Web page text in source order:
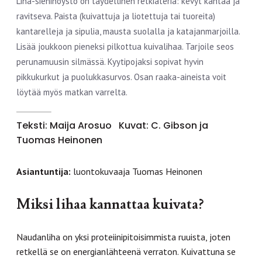
ravitseva. Paista (kuivattuja ja liotettuja tai tuoreita)
kantarelleja ja sipulia, mausta suolalla ja katajanmarjoilla.
Lisää joukkoon pieneksi pilkottua kuivalihaa. Tarjoile seos
perunamuusin silmässä. Kyytipojaksi sopivat hyvin
pikkukurkut ja puolukkasurvos. Osan raaka-aineista voit
löytää myös matkan varrelta.
Teksti: Maija Arosuo
Kuvat: C. Gibson ja
Tuomas Heinonen
Asiantuntija: luontokuvaaja Tuomas Heinonen
Miksi lihaa kannattaa kuivata?
Naudanliha on yksi proteiinipitoisimmista ruuista, joten
retkellä se on energianlähteenä verraton. Kuivattuna se